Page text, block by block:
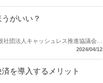
がいい？
団法人キャッシュレス推進協議会よ
36.0%に達し、2025年6月までに4割
2024/04/12
を導入するメリット